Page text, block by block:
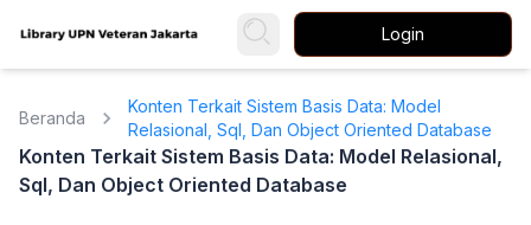
Login
Beranda
Konten Terkait Sistem Basis Data: Model
Relasional, Sql, Dan Object Oriented Database
Konten Terkait Sistem Basis Data: Model Relasional,
Sql, Dan Object Oriented Database